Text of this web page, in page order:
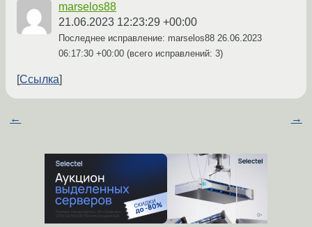
marselos88
21.06.2023 12:23:29 +00:00
Последнее исправление: marselos88 26.06.2023
06:17:30 +00:00 (всего исправлений: 3)
Ссылка
← →